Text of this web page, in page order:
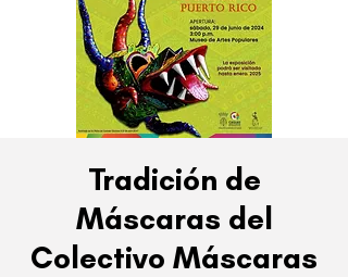
Tradición de
Máscaras del
Colectivo Máscaras